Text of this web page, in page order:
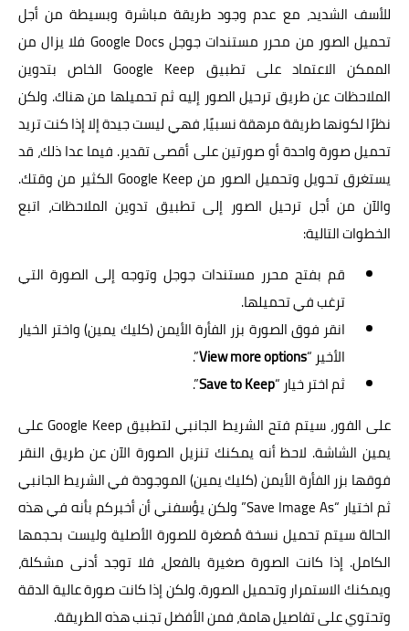
للأسف الشديد، مع عدم وجود طريقة مباشرة وبسيطة من أجل
تحميل الصور من محرر مستندات جوجل Google Docs فلا يزال من
الممكن الاعتماد على تطبيق Google Keep الخاص بتدوين
الملاحظات عن طريق ترحيل الصور إليه ثم تحميلها من هناك. ولكن
نظرًا لكونها طريقة مرهقة نسبيًا، فهي ليست جيدة إلا إذا كنت تريد
تحميل صورة واحدة أو صورتين على أقصى تقدير. فيما عدا ذلك، قد
يستغرق تحويل وتحميل الصور من Google Keep الكثير من وقتك.
والآن من أجل ترحيل الصور إلى تطبيق تدوين الملاحظات، اتبع
الخطوات التالية:
قم بفتح محرر مستندات جوجل وتوجه إلى الصورة التي
ترغب في تحميلها.
انقر فوق الصورة بزر الفأرة الأيمن (كليك يمين) واختر الخيار
الأخير “View more options
”.
ثم اختر خيار “Save to Keep
”.
على الفور، سيتم فتح الشريط الجانبي لتطبيق Google Keep على
يمين الشاشة. لاحظ أنه يمكنك تنزيل الصورة الآن عن طريق النقر
فوقها بزر الفأرة الأيمن (كليك يمين) الموجودة في الشريط الجانبي
ثم اختيار “Save Image As” ولكن يؤسفني أن أخبركم بأنه في هذه
الحالة سيتم تحميل نسخة مُصغرة للصورة الأصلية وليست بحجمها
الكامل. إذا كانت الصورة صغيرة بالفعل، فلا توجد أدنى مشكلة،
ويمكنك الاستمرار وتحميل الصورة. ولكن إذا كانت صورة عالية الدقة
وتحتوي على تفاصيل هامة، فمن الأفضل تجنب هذه الطريقة.